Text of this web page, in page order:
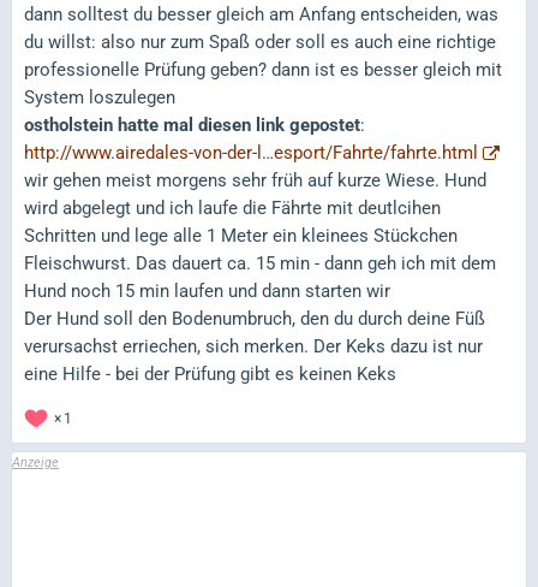
dann solltest du besser gleich am Anfang entscheiden, was
du willst: also nur zum Spaß oder soll es auch eine richtige
professionelle Prüfung geben? dann ist es besser gleich mit
System loszulegen
ostholstein hatte mal diesen link gepostet:
http://www.airedales-von-der-l…esport/Fahrte/fahrte.html
wir gehen meist morgens sehr früh auf kurze Wiese. Hund
wird abgelegt und ich laufe die Fährte mit deutlcihen
Schritten und lege alle 1 Meter ein kleinees Stückchen
Fleischwurst. Das dauert ca. 15 min - dann geh ich mit dem
Hund noch 15 min laufen und dann starten wir
Der Hund soll den Bodenumbruch, den du durch deine Füß
verursachst erriechen, sich merken. Der Keks dazu ist nur
eine Hilfe - bei der Prüfung gibt es keinen Keks
1